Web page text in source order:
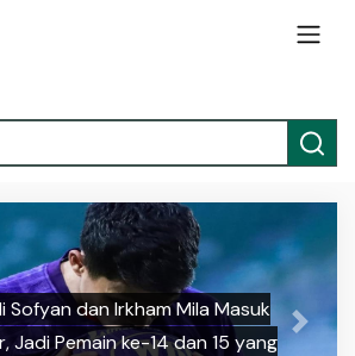
dan Irkham Mila Masuk
Pemain ke-14 dan 15 yang
Next